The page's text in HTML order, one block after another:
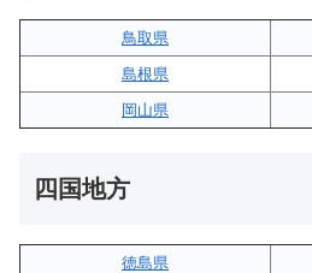
鳥取県
島根県
岡山県
四国地方
徳島県